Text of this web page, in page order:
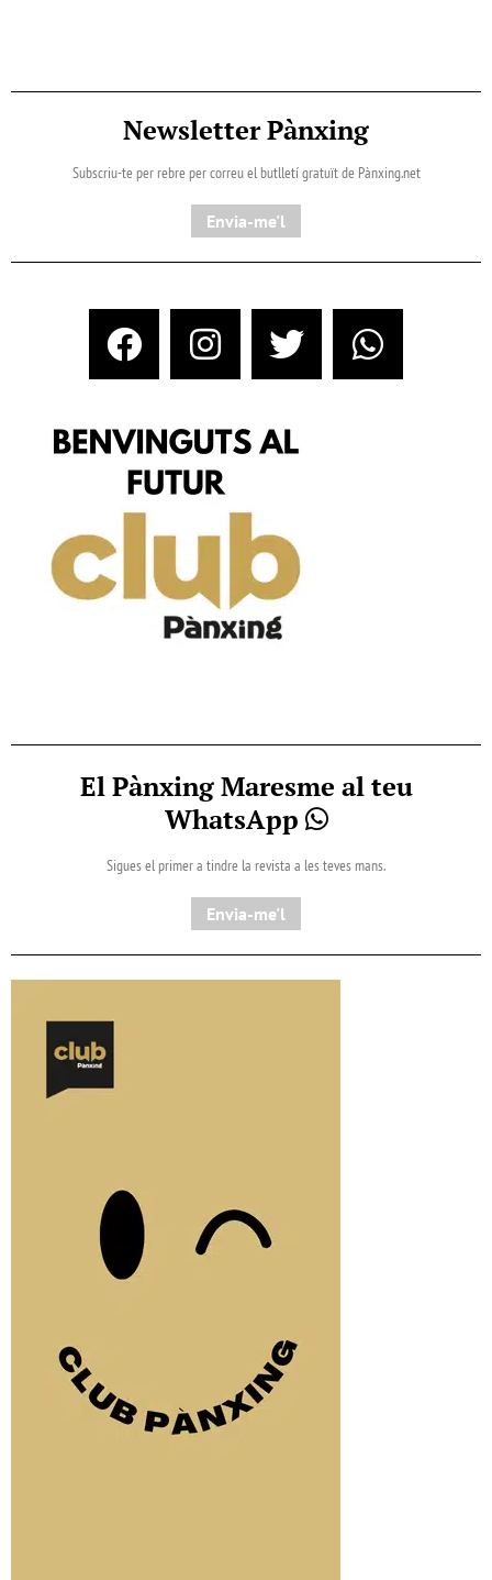
Newsletter Pànxing
Subscriu-te per rebre per correu el butlletí gratuït de Pànxing.net​
Envia-me'l
El Pànxing Maresme al teu
WhatsApp
Sigues el primer a tindre la revista a les teves mans.
Envia-me'l